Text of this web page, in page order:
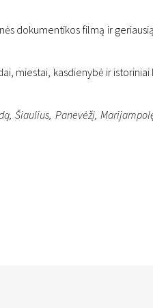
dokumentikos filmą ir
miestai, kasdienybė ir
Šiaulius, Panevėžį,